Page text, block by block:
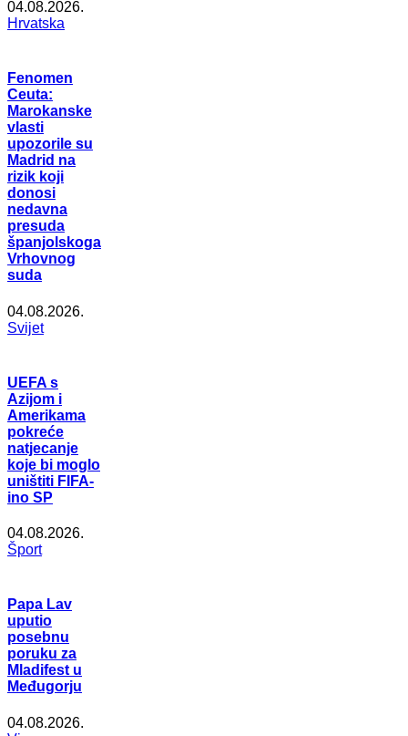
04.08.2026.
Hrvatska
Fenomen
Ceuta:
Marokanske
vlasti
upozorile su
Madrid na
rizik koji
donosi
nedavna
presuda
španjolskoga
Vrhovnog
suda
04.08.2026.
Svijet
UEFA s
Azijom i
Amerikama
pokreće
natjecanje
koje bi moglo
uništiti FIFA-
ino SP
04.08.2026.
Šport
Papa Lav
uputio
posebnu
poruku za
Mladifest u
Međugorju
04.08.2026.